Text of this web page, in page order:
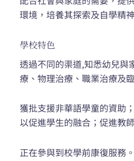
環境，培養其探索及自學精
學校特色
透過不同的渠道,知悉幼兒與
療、物理治療、職業治療及
獲批支援非華語學童的資助
以促進學生的融合；促進教
正在參與到校學前康復服務。